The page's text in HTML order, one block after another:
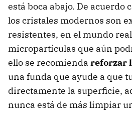
está boca abajo. De acuerdo
los cristales modernos son
resistentes, en el mundo
micropartículas que aún
ello se recomienda reforzar
una funda que ayude a que
directamente la superficie,
nunca está de más limpiar